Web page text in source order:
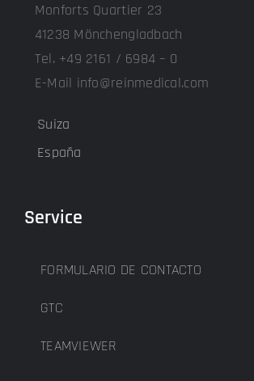
Monforts Quartier 23
41238 Mönchengladbach
Tel. +49 2161 / 6984 – 0
E-Mail info@reinmedical.com
Suiza
España
Service
FORMULARIO DE CONTACTO
GTC
TEAMVIEWER